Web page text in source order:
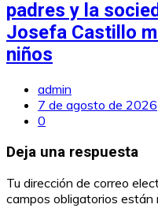
padres y la
Josefa Castillo
niños
admin
7 de agosto de 2026
0
Deja una respuesta
Tu dirección de correo
campos obligatorios están